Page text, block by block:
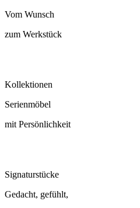
Vom Wunsch
zum Werkstück
Kollektionen
Serienmöbel
mit Persönlichkeit
Signaturstücke
Gedacht, gefühlt,